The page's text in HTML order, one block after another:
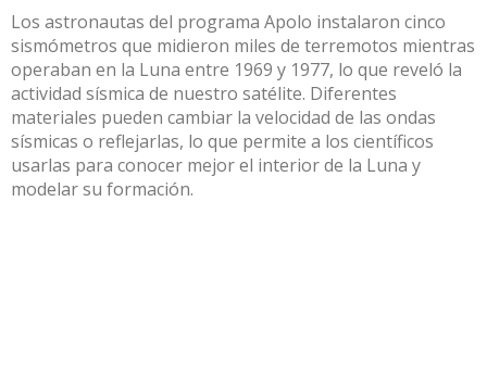
Los astronautas del programa Apolo instalaron cinco
sismómetros que midieron miles de terremotos mientras
operaban en la Luna entre 1969 y 1977, lo que reveló la
actividad sísmica de nuestro satélite. Diferentes
materiales pueden cambiar la velocidad de las ondas
sísmicas o reflejarlas, lo que permite a los científicos
usarlas para conocer mejor el interior de la Luna y
modelar su formación.